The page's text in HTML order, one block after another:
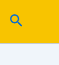
Пошук